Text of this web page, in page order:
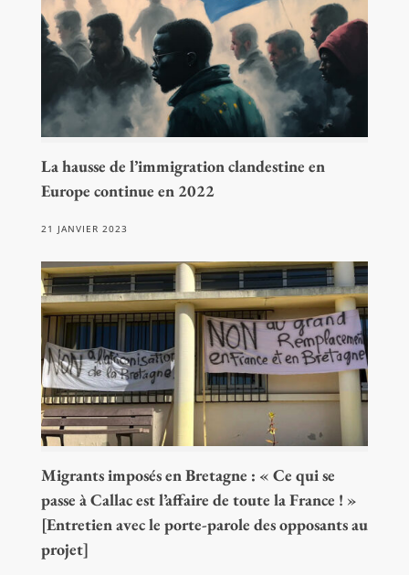
La hausse de l’immigration clandestine en
Europe continue en 2022
21 JANVIER 2023
Migrants imposés en Bretagne : « Ce qui se
passe à Callac est l’affaire de toute la France ! »
[Entretien avec le porte-parole des opposants au
projet]